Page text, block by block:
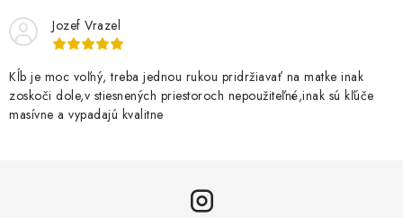
Jozef Vrazel
Kĺb je moc voľný, treba jednou rukou pridržiavať na matke inak
zoskoči dole,v stiesnených priestoroch nepoužiteľné,inak sú kľúče
masívne a vypadajú kvalitne